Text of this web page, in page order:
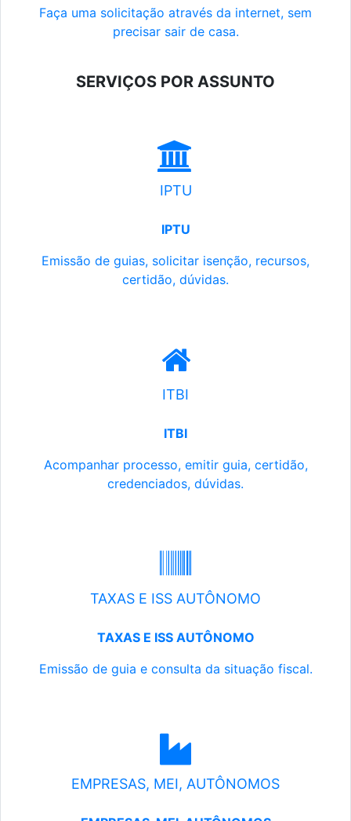
Faça uma solicitação através da internet, sem
precisar sair de casa.
SERVIÇOS POR ASSUNTO
IPTU
IPTU
Emissão de guias, solicitar isenção, recursos,
certidão, dúvidas.
ITBI
ITBI
Acompanhar processo, emitir guia, certidão,
credenciados, dúvidas.
TAXAS E ISS AUTÔNOMO
TAXAS E ISS AUTÔNOMO
Emissão de guia e consulta da situação fiscal.
EMPRESAS, MEI, AUTÔNOMOS